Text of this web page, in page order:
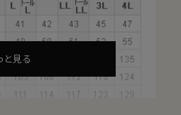
常の快適な着心地をサポート
ノンアイロンでお手入れが楽
素材が、ポリエステル
と見る